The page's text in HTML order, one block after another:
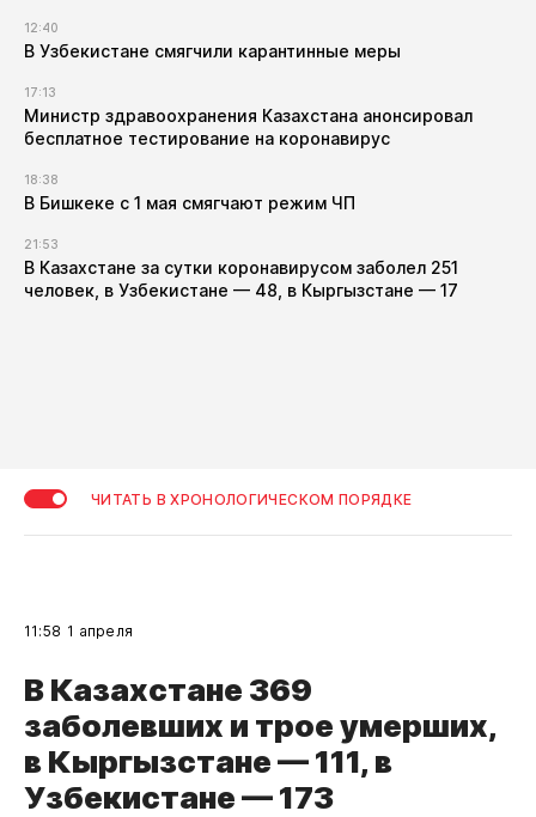
12:40
В Узбекистане смягчили карантинные меры
17:13
Министр здравоохранения Казахстана анонсировал
бесплатное тестирование на коронавирус
18:38
В Бишкеке с 1 мая смягчают режим ЧП
21:53
В Казахстане за сутки коронавирусом заболел 251
человек, в Узбекистане — 48, в Кыргызстане — 17
ЧИТАТЬ В ХРОНОЛОГИЧЕСКОМ ПОРЯДКЕ
11:58 1 апреля
В Казахстане 369
заболевших и трое умерших,
в Кыргызстане — 111, в
Узбекистане — 173